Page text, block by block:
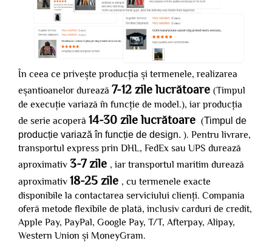
În ceea ce privește producția și termenele, realizarea
eșantioanelor durează 7-12 zile lucrătoare (Timpul
de execuție variază în funcție de model.), iar producția
de serie acoperă 14-30 zile lucrătoare (Timpul de
producție variază în funcție de design. ). Pentru livrare,
transportul express prin DHL, FedEx sau UPS durează
aproximativ 3-7 zile , iar transportul maritim durează
aproximativ 18-25 zile , cu termenele exacte
disponibile la contactarea serviciului clienți. Compania
oferă metode flexibile de plată, inclusiv carduri de credit,
Apple Pay, PayPal, Google Pay, T/T, Afterpay, Alipay,
Western Union și MoneyGram.